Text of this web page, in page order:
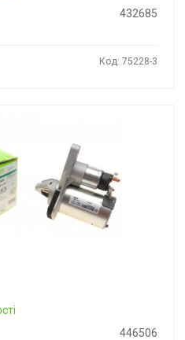
432685
Код: 75228-3
446506